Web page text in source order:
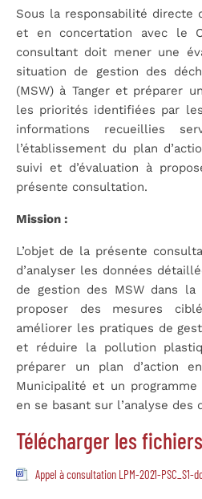
Sous la responsabilité directe
et en concertation avec le
consultant doit mener une
situation de gestion des
(MSW) à Tanger et préparer
les priorités identifiées par
informations recueillies
l’établissement du plan
suivi et d’évaluation à
présente consultation.
Mission :
L’objet de la présente
d’analyser les données
de gestion des MSW dans
proposer des mesures
améliorer les pratiques de
et réduire la pollution
préparer un plan d’action
Municipalité et un programme
en se basant sur l’analyse des
Télécharger les fichiers
Appel à consultation LPM-2021-PSC_S1-